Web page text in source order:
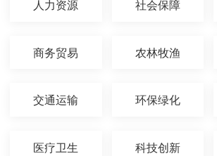
人力资源 社会保障
商务贸易 农林牧渔
交通运输 环保绿化
医疗卫生 科技创新